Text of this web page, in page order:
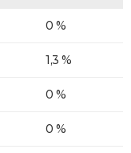
0 %
1,3 %
0 %
0 %